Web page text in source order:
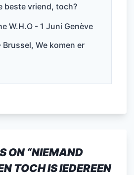
beste vriend, toch?
W.H.O - 1 Juni Genève
We komen er
ON “NIEMAND
TOCH IS IEDEREEN